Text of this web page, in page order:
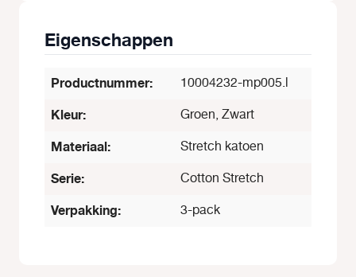
Eigenschappen
Productnummer: 10004232-mp005.l
Kleur: Groen, Zwart
Materiaal: Stretch katoen
Serie: Cotton Stretch
Verpakking: 3-pack